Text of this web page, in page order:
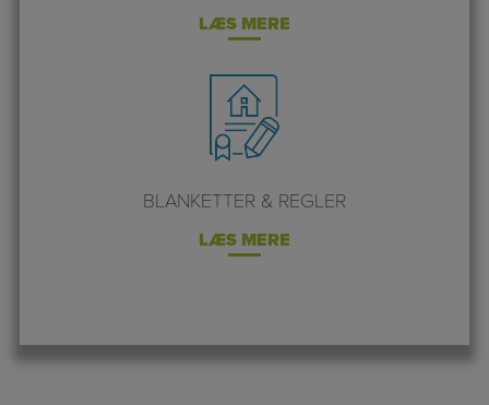
LÆS MERE
BLANKETTER & REGLER
LÆS MERE